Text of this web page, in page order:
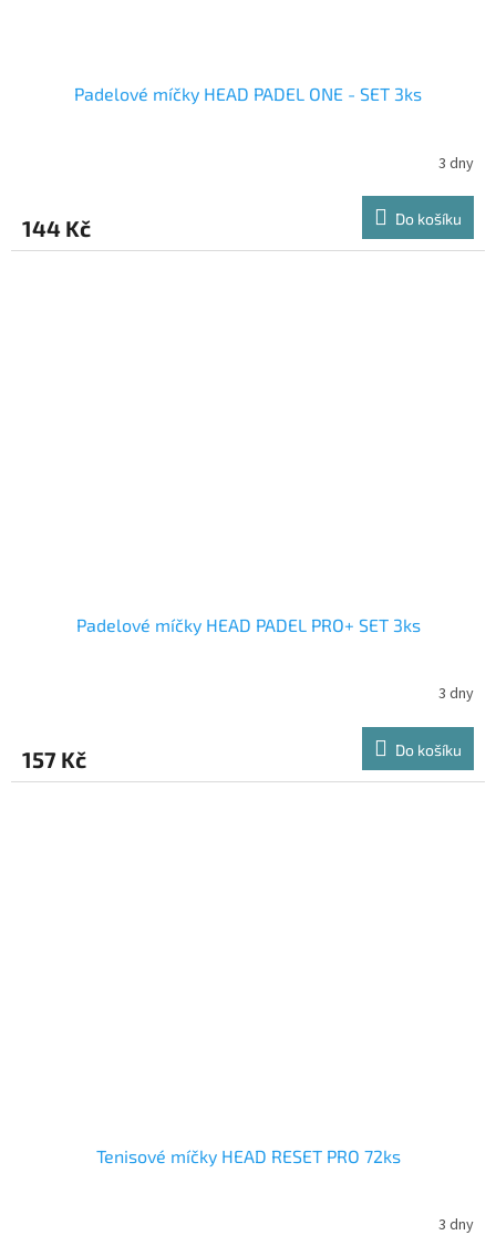
Padelové míčky HEAD PADEL ONE - SET 3ks
3 dny
144 Kč Do košíku
Padelové míčky HEAD PADEL PRO+ SET 3ks
3 dny
157 Kč Do košíku
Tenisové míčky HEAD RESET PRO 72ks
3 dny